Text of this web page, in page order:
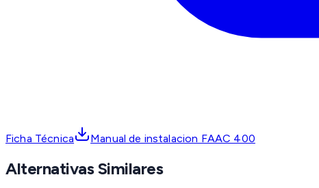
Ficha Técnica Manual de instalacion FAAC 400
Alternativas Similares